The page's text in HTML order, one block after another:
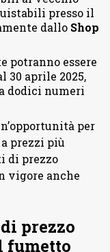
presso il
dallo Shop
potranno essere
30 aprile 2025,
dodici numeri
per
prezzi più
di prezzo
vigore anche
prezzo
fumetto